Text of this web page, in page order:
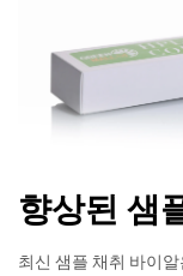
향상된 샘
최신 샘플 채취 바이